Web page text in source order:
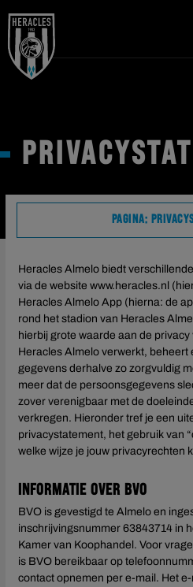
PAGINA:
Cookies
Privacystatement
Heracles Almelo biedt
via de website www.heracles.nl
Heracles Almelo App (hierna: de
rond het stadion van Heracles
hierbij grote waarde aan de
Heracles Almelo verwerkt, beheert
gegevens derhalve zo zorgvuldig
meer dat de persoonsgegevens
zover verenigbaar met de
verkregen. Hieronder tref je een
privacystatement, het gebruik van
welke wijze je jouw privacyrechten
Informatie over BVO
BVO is gevestigd te Almelo en
inschrijvingsnummer 63843714 in
Kamer van Koophandel. Voor
is BVO bereikbaar op
contact opnemen per e-mail. Het